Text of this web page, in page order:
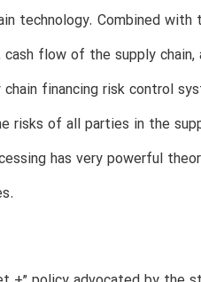
technology. Combined
cash flow of the supply
financing risk control
risks of all parties in the
has very powerful